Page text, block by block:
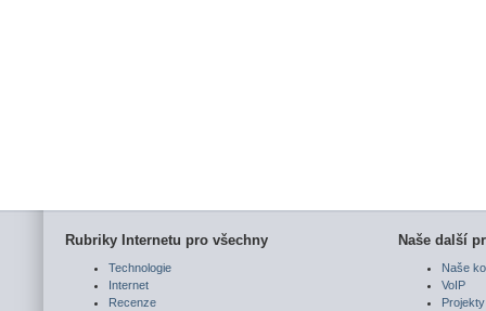
Rubriky Internetu pro všechny
Technologie
Internet
Recenze
Naše další
Naše
VoIP
Projekty